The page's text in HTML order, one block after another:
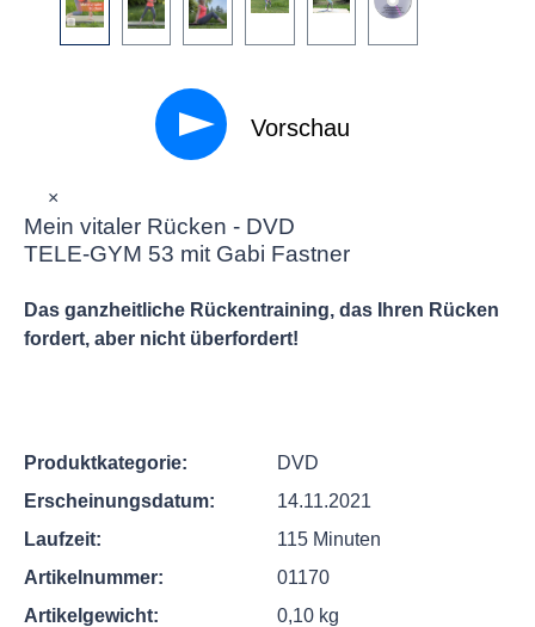
Vorschau
×
Mein vitaler Rücken - DVD
TELE-GYM 53 mit Gabi Fastner
Das ganzheitliche Rückentraining, das Ihren Rücken
fordert, aber nicht überfordert!
Produktkategorie:
DVD
Erscheinungsdatum:
14.11.2021
Laufzeit:
115 Minuten
Artikelnummer:
01170
Artikelgewicht:
0,10 kg